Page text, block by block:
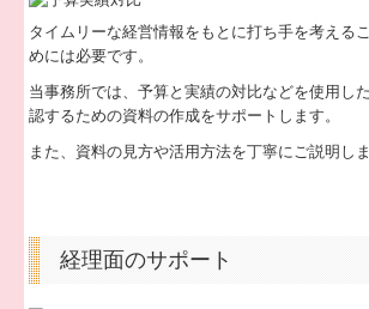
経営者オススメ情報
Q&A経営相談
税務カレンダー
税務Q&A
TKCシステムQ&A
経営革新等支援機関とは
タイムリーな経営情報をもとに打ち手を考える
めには必要です。
当事務所では、予算と実績の対比などを使用し
認するための資料の作成をサポートします。
また、資料の見方や活用方法を丁寧にご説明しま
経理面のサポート